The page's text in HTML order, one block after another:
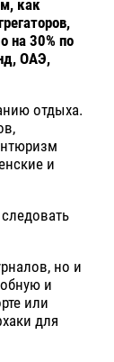
как
на 30% по
ОАЭ,
отдыха.
и
но и
и
или
для